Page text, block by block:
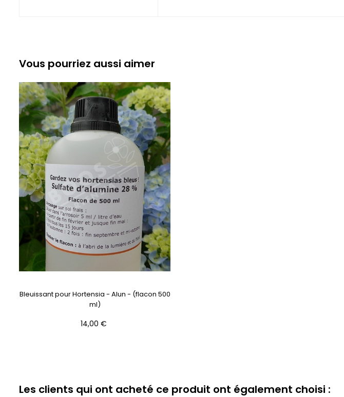
Vous pourriez aussi aimer
Bleuissant pour Hortensia - Alun - (flacon 500
ml)
Prix
14,00 €
Les clients qui ont acheté ce produit ont également choisi :